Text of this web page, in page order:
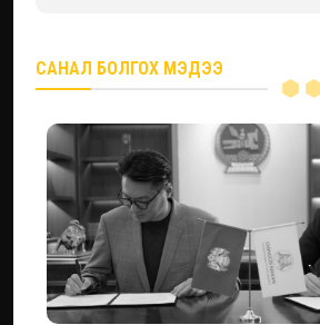
САНАЛ БОЛГОХ МЭДЭЭ